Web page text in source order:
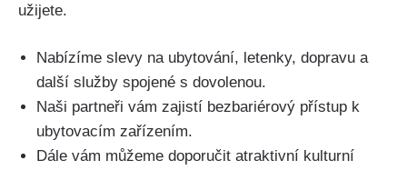
užijete.
Nabízíme slevy na ubytování, letenky, dopravu a
další služby spojené s dovolenou.
Naši partneři vám zajistí bezbariérový přístup k
ubytovacím zařízením.
Dále vám můžeme doporučit atraktivní kulturní